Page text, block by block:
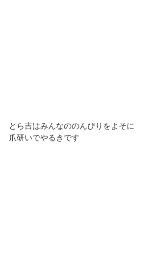
とら吉はみんなののんびりをよそに
爪研いでやるきです